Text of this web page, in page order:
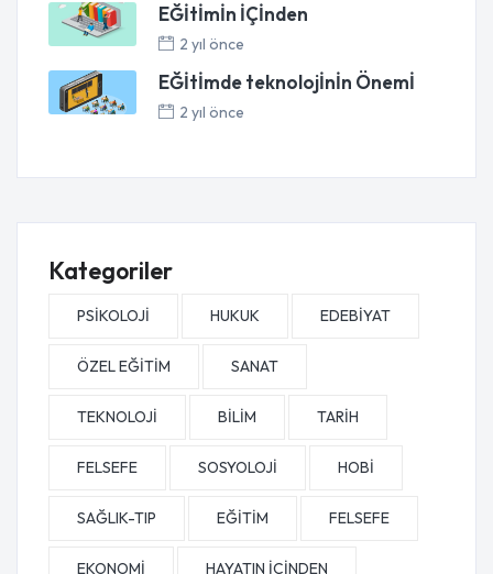
EĞİtİmİn İÇİnden
2 yıl önce
EĞİtİmde teknolojİnİn Önemİ
2 yıl önce
Kategoriler
PSİKOLOJİ HUKUK EDEBİYAT
ÖZEL EĞİTİM SANAT
TEKNOLOJİ BİLİM TARİH
FELSEFE SOSYOLOJİ HOBİ
SAĞLIK-TIP EĞİTİM FELSEFE
EKONOMİ HAYATIN İÇİNDEN